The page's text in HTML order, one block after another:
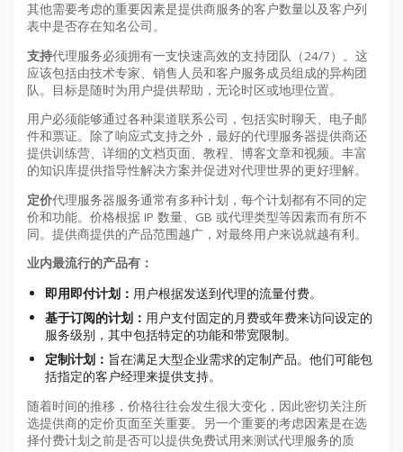
其他需要考虑的重要因素是提供商服务的客户数量以及客户列
表中是否存在知名公司。
支持代理服务必须拥有一支快速高效的支持团队（24/7）。这
应该包括由技术专家、销售人员和客户服务成员组成的异构团
队。目标是随时为用户提供帮助，无论时区或地理位置。
用户必须能够通过各种渠道联系公司，包括实时聊天、电子邮
件和票证。除了响应式支持之外，最好的代理服务器提供商还
提供训练营、详细的文档页面、教程、博客文章和视频。丰富
的知识库提供指导性解决方案并促进对代理世界的更好理解。
定价代理服务器服务通常有多种计划，每个计划都有不同的定
价和功能。价格根据 IP 数量、GB 或代理类型等因素而有所不
同。提供商提供的产品范围越广，对最终用户来说就越有利。
业内最流行的产品有：
即用即付计划： 用户根据发送到代理的流量付费。
基于订阅的计划： 用户支付固定的月费或年费来访问设定的
服务级别，其中包括特定的功能和带宽限制。
定制计划： 旨在满足大型企业需求的定制产品。他们可能包
括指定的客户经理来提供支持。
随着时间的推移，价格往往会发生很大变化，因此密切关注所
选提供商的定价页面至关重要。另一个重要的考虑因素是在选
择付费计划之前是否可以提供免费试用来测试代理服务的质